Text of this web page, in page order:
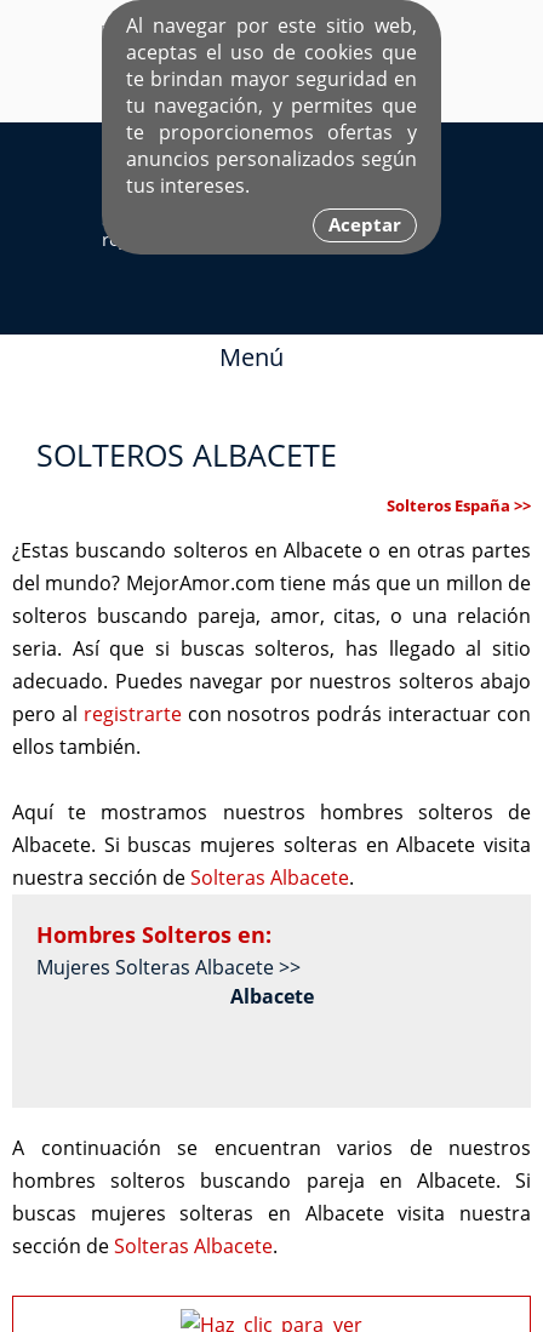
Al navegar por este sitio web,
aceptas el uso de cookies que
te brindan mayor seguridad en
tu navegación, y permites que
te proporcionemos ofertas y
anuncios personalizados según
tus intereses.
Aceptar
EL ÚNICO SITIO DEDICADO A SOLTEROS
HISPANOS COMO TÚ
Ingresa aquí
Sí ya estás
registrado
Menú
SOLTEROS ALBACETE
Solteros España >>
¿Estas buscando solteros en Albacete o en otras partes
del mundo? MejorAmor.com tiene más que un millon de
solteros buscando pareja, amor, citas, o una relación
seria. Así que si buscas solteros, has llegado al sitio
adecuado. Puedes navegar por nuestros solteros abajo
pero al registrartecon nosotros podrás interactuar con
ellos también.
Aquí te mostramos nuestros hombres solteros de
Albacete. Si buscas mujeres solteras en Albacete visita
nuestra sección deSolteras Albacete.
Hombres Solteros en:
Mujeres Solteras Albacete >>
Albacete
A continuación se encuentran varios de nuestros
hombres solteros buscando pareja en Albacete. Si
buscas mujeres solteras en Albacete visita nuestra
sección deSolteras Albacete.